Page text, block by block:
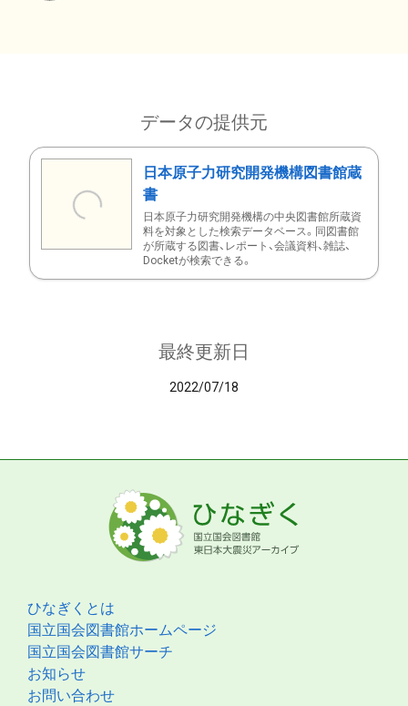
データの提供元
日本原子力研究開発機構図書館蔵
書
日本原子力研究開発機構の中央図書館所蔵資
料を対象とした検索データベース。同図書館
が所蔵する図書、レポート、会議資料、雑誌、
Docketが検索できる。
最終更新日
2022/07/18
ひなぎくとは
国立国会図書館ホームページ
国立国会図書館サーチ
お知らせ
お問い合わせ